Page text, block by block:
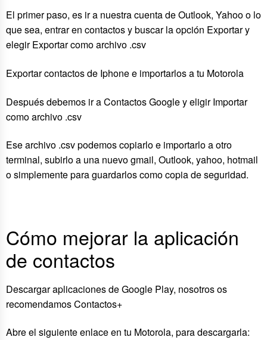
El primer paso, es ir a nuestra cuenta de Outlook, Yahoo o lo
que sea, entrar en contactos y buscar la opción Exportar y
elegir Exportar como archivo .csv
Exportar contactos de Iphone e importarlos a tu Motorola
Después debemos ir a Contactos Google y eligir Importar
como archivo .csv
Ese archivo .csv podemos copiarlo e importarlo a otro
terminal, subirlo a una nuevo gmail, Outlook, yahoo, hotmail
o simplemente para guardarlos como copia de seguridad.
Cómo mejorar la aplicación
de contactos
Descargar aplicaciones de Google Play, nosotros os
recomendamos Contactos+
Abre el siguiente enlace en tu Motorola, para descargarla: